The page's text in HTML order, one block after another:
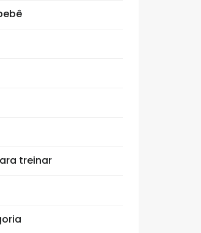
treinar